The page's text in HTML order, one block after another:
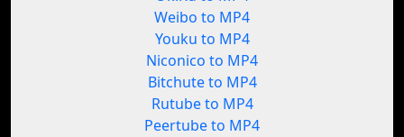
Weibo to MP4
Youku to MP4
Niconico to MP4
Bitchute to MP4
Rutube to MP4
Peertube to MP4